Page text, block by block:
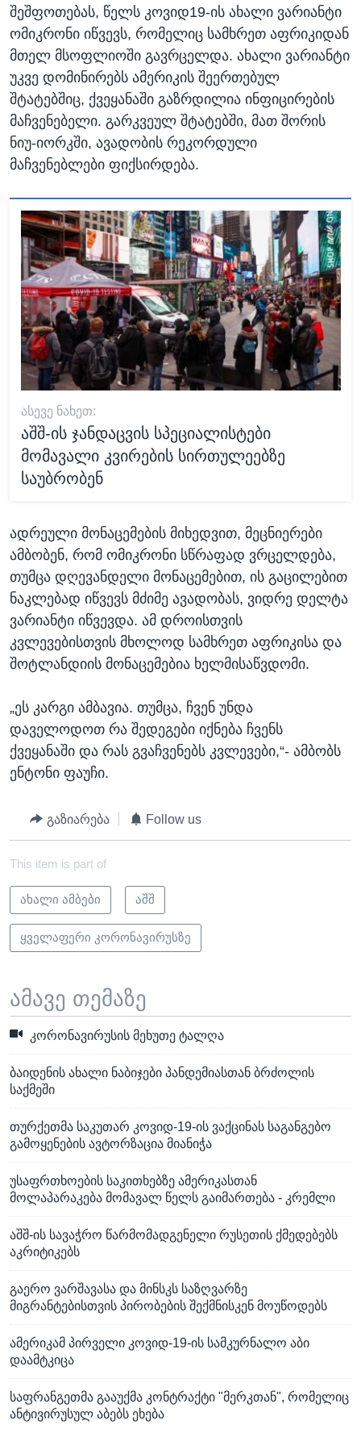
შეშფოთებას, წელს კოვიდ19-ის ახალი ვარიანტი
ომიკრონი იწვევს, რომელიც სამხრეთ აფრიკიდან
მთელ მსოფლიოში გავრცელდა. ახალი ვარიანტი
უკვე დომინირებს ამერიკის შეერთებულ
შტატებშიც, ქვეყანაში გაზრდილია ინფიცირების
მაჩვენებელი. გარკვეულ შტატებში, მათ შორის
ნიუ-იორკში, ავადობის რეკორდული
მაჩვენებლები ფიქსირდება.
ᲐᲡᲔᲕᲔ ᲜᲐᲮᲔᲗ:
აშშ-ის ჯანდაცვის სპეციალისტები
მომავალი კვირების სირთულეებზე
საუბრობენ
ადრეული მონაცემების მიხედვით, მეცნიერები
ამბობენ, რომ ომიკრონი სწრაფად ვრცელდება,
თუმცა დღევანდელი მონაცემებით, ის გაცილებით
ნაკლებად იწვევს მძიმე ავადობას, ვიდრე დელტა
ვარიანტი იწვევდა. ამ დროისთვის
კვლევებისთვის მხოლოდ სამხრეთ აფრიკისა და
შოტლანდიის მონაცემებია ხელმისაწვდომი.
„ეს კარგი ამბავია. თუმცა, ჩვენ უნდა
დაველოდოთ რა შედეგები იქნება ჩვენს
ქვეყანაში და რას გვაჩვენებს კვლევები,“- ამბობს
ენტონი ფაუჩი.
გაზიარება Follow us
This item is part of
ახალი ამბები აშშ
ყველაფერი კორონავირუსზე
ამავე თემაზე
კორონავირუსის მეხუთე ტალღა
ბაიდენის ახალი ნაბიჯები პანდემიასთან ბრძოლის
საქმეში
თურქეთმა საკუთარ კოვიდ-19-ის ვაქცინას საგანგებო
გამოყენების ავტორზაცია მიანიჭა
უსაფრთხოების საკითხებზე ამერიკასთან
მოლაპარაკება მომავალ წელს გაიმართება - კრემლი
აშშ-ის სავაჭრო წარმომადგენელი რუსეთის ქმედებებს
აკრიტიკებს
გაერო ვარშავასა და მინსკს საზღვარზე
მიგრანტებისთვის პირობების შექმნისკენ მოუწოდებს
ამერიკამ პირველი კოვიდ-19-ის სამკურნალო აბი
დაამტკიცა
საფრანგეთმა გააუქმა კონტრაქტი "მერკთან", რომელიც
ანტივირუსულ აბებს ეხება